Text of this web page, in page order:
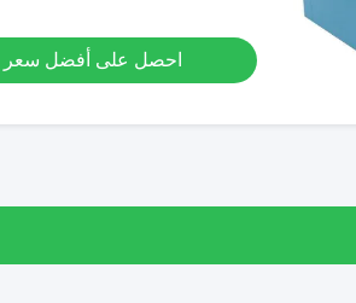
احصل على أفضل سعر
قابل للتخصيص